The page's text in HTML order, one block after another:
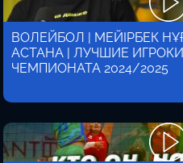
ВОЛЕЙБОЛ | МЕЙІРБЕК
АСТАНА | ЛУЧШИЕ
ЧЕМПИОНАТА 2024/2025